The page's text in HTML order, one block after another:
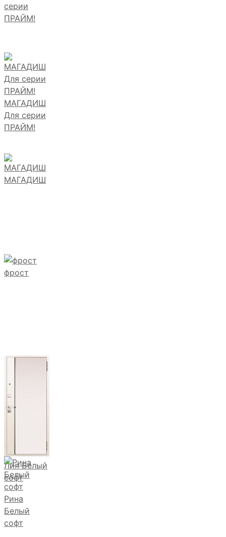
серии
ПРАЙМ!
МАГАДИШ
Для серии
ПРАЙМ!
МАГАДИШ
фрост
Лия Белый
софт
Рина
Белый
софт